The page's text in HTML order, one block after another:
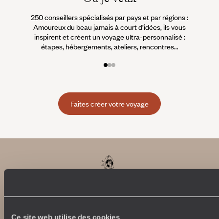
Ce site web utilise des cookies
250 conseillers spécialisés par pays et par régions :
Amoureux du beau jamais à court d’idées, ils vous
inspirent et créent un voyage ultra-personnalisé :
étapes, hébergements, ateliers, rencontres…
Faites créer votre voyage